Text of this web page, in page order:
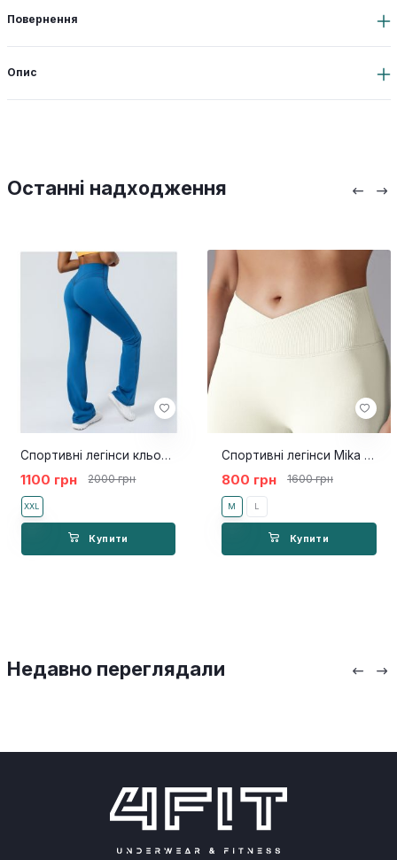
Повернення
Опис
Останні надходження
Спортивні легінси кльош Bill blue
1100 грн 2000 грн
XXL
Купити
Спортивні легінси Mika milk
800 грн 1600 грн
M L
Купити
Недавно переглядали